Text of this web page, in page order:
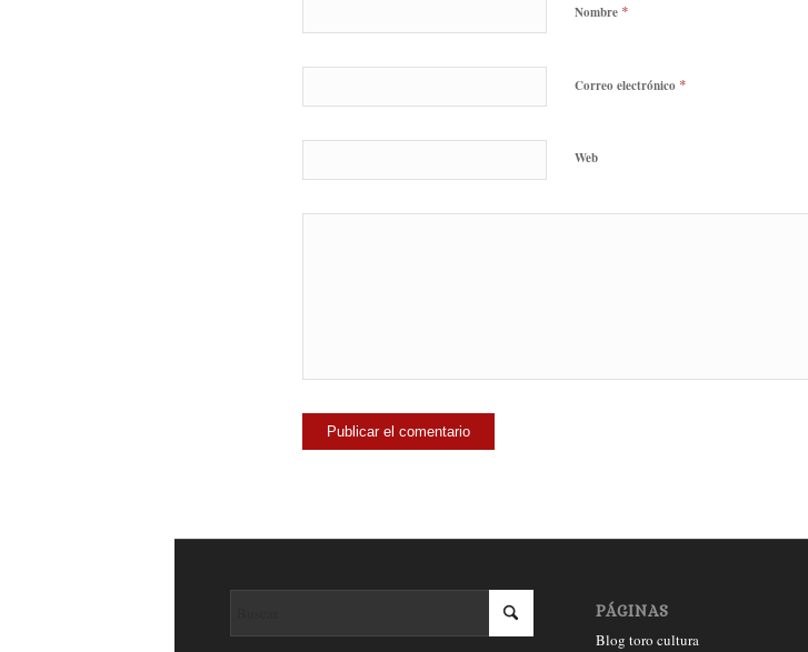
Nombre *
Correo electrónico *
Web
PÁGINAS
Blog toro cultura